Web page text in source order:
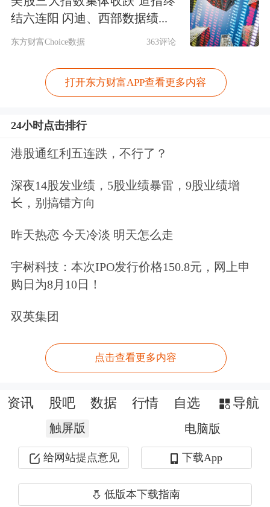
结六连阳 闪迪、西部数据绩...
东方财富Choice数据 363评论
打开东方财富APP查看更多内容
24小时点击排行
港股通红利五连跌，不行了？
深夜14股发业绩，5股业绩暴雷，9股业绩增
长，别搞错方向
昨天热恋 今天冷淡 明天怎么走
宇树科技：本次IPO发行价格150.8元，网上申
购日为8月10日！
双英集团
点击查看更多内容
资讯 股吧 数据 行情 自选 导航
触屏版 电脑版
给网站提点意见 下载App
低版本下载指南